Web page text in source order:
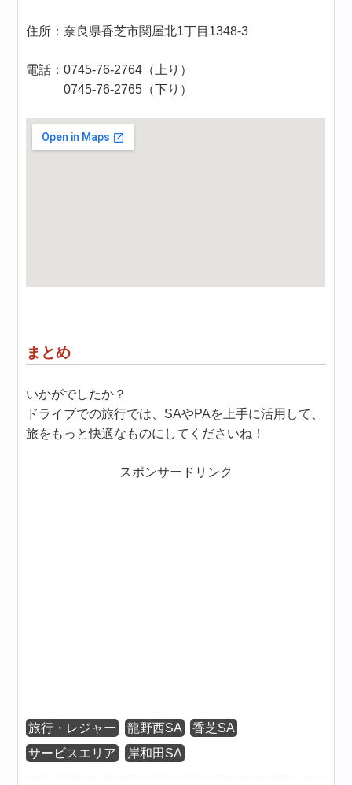
住所：奈良県香芝市関屋北1丁目1348-3
電話：0745-76-2764（上り）
0745-76-2765（下り）
まとめ
いかがでしたか？
ドライブでの旅行では、SAやPAを上手に活用して、
旅をもっと快適なものにしてくださいね！
スポンサードリンク
旅行・レジャー 龍野西SA
香芝SA
サービスエリア
岸和田SA